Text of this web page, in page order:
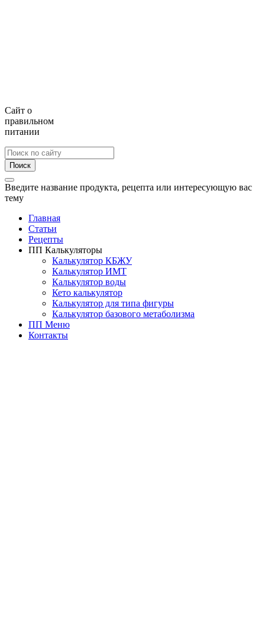
Сайт о
правильном
питании
Поиск
Введите название продукта, рецепта или интересующую вас
тему
Главная
Статьи
Рецепты
ПП Калькуляторы
Калькулятор КБЖУ
Калькулятор ИМТ
Калькулятор воды
Кето калькулятор
Калькулятор для типа фигуры
Калькулятор базового метаболизма
ПП Меню
Контакты